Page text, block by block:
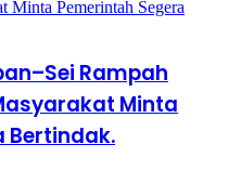
Rampah
Minta
Bertindak.